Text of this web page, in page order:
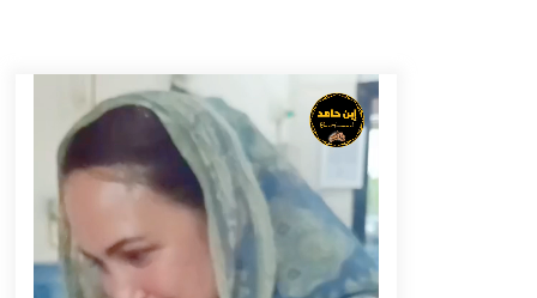
Pelajar di HST Musnahkan Barang
Bukti Kejaksaan, Ada Apa?
Agustus 4, 2026